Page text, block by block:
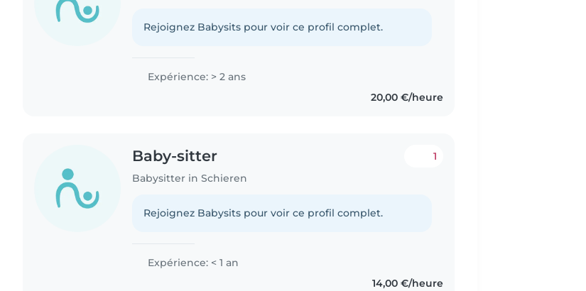
Rejoignez Babysits pour voir ce profil complet.
Expérience: > 2 ans
20,00 €/heure
Baby-sitter
Babysitter in Schieren
1
Rejoignez Babysits pour voir ce profil complet.
Expérience: < 1 an
14,00 €/heure